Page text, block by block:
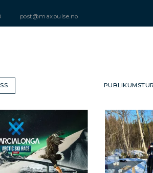
post@maxpulse.no